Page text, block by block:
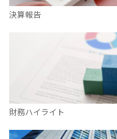
決算報告
財務ハイライト